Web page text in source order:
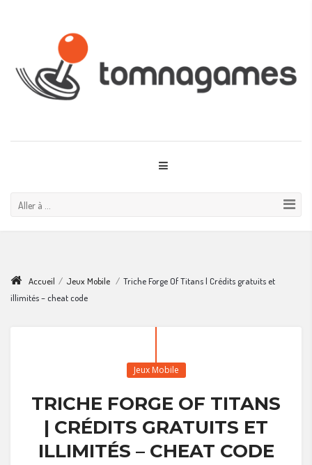
Aller à ...
Accueil / Jeux Mobile / Triche Forge Of Titans | Crédits gratuits et
illimités – cheat code
Jeux Mobile
TRICHE FORGE OF TITANS
| CRÉDITS GRATUITS ET
ILLIMITÉS – CHEAT CODE